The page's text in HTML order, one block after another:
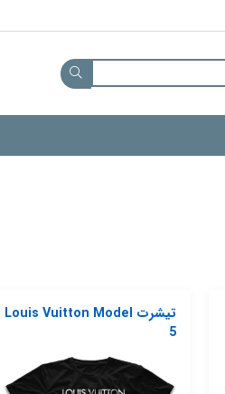
تیشرت Louis Vuitton Model
5